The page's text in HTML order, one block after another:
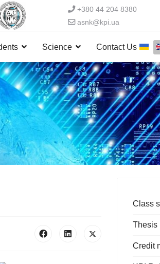
+380 44 204 8380
asnk@kpi.ua
Science Contact Us
Class
Thesis
Credit